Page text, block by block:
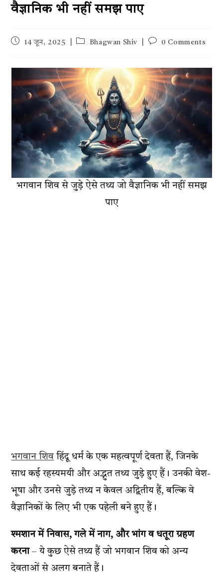
वैज्ञानिक भी नहीं समझ पाए
Post14 जून, 2025
PostBhagwan Shiv
Post0 Comments
भगवान शिव से जुड़े ऐसे तथ्य जो वैज्ञानिक भी नहीं समझ
पाए
भगवान शिवहिंदू धर्म के एक महत्वपूर्ण देवता हैं, जिनके
साथ कई रहस्यमयी और अद्भुत तथ्य जुड़े हुए हैं। उनकी वेश-
भूषा और उनसे जुड़े तथ्य न केवल अद्वितीय हैं, बल्कि वे
वैज्ञानिकों के लिए भी एक पहेली बने हुए हैं।
श्मशान में निवास, गले में नाग, और भांग व धतूरा ग्रहण
करना– ये कुछ ऐसे तथ्य हैं जो भगवान शिव को अन्य
देवताओं से अलग बनाते हैं।